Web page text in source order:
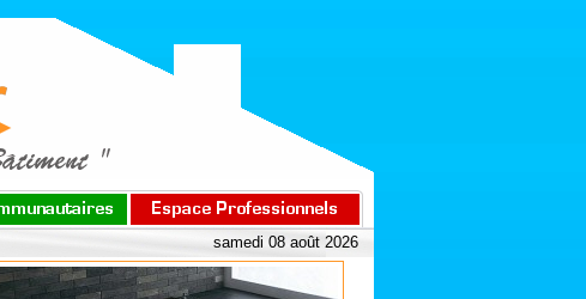
samedi 08 août 2026